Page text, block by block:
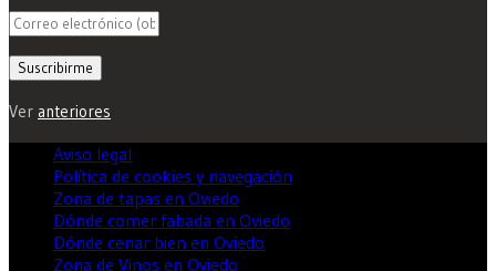
Ver anteriores
Aviso legal
Política de cookies y navegación
Zona de tapas en Oviedo
Dónde comer fabada en Oviedo
Dónde cenar bien en Oviedo
Zona de Vinos en Oviedo